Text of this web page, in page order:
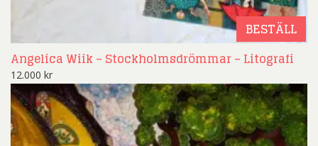
BESTÄLL
Angelica Wiik – Stockholmsdrömmar – Litografi
12.000 kr